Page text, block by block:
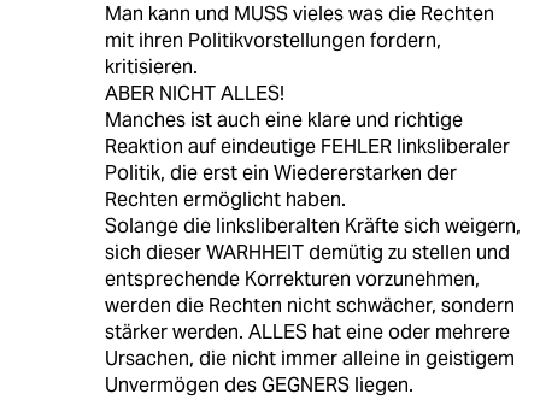
Man kann und MUSS vieles was die Rechten
mit ihren Politikvorstellungen fordern,
kritisieren.
ABER NICHT ALLES!
Manches ist auch eine klare und richtige
Reaktion auf eindeutige FEHLER linksliberaler
Politik, die erst ein Wiedererstarken der
Rechten ermöglicht haben.
Solange die linksliberalten Kräfte sich weigern,
sich dieser WARHHEIT demütig zu stellen und
entsprechende Korrekturen vorzunehmen,
werden die Rechten nicht schwächer, sondern
stärker werden. ALLES hat eine oder mehrere
Ursachen, die nicht immer alleine in geistigem
Unvermögen des GEGNERS liegen.